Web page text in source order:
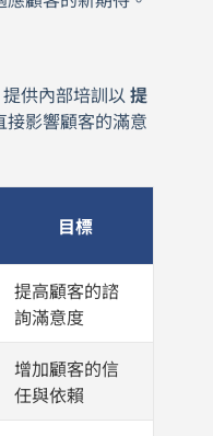
供內部培訓以 提
接影響顧客的滿意
目標
提高顧客的諮
詢滿意度
增加顧客的信
任與依賴